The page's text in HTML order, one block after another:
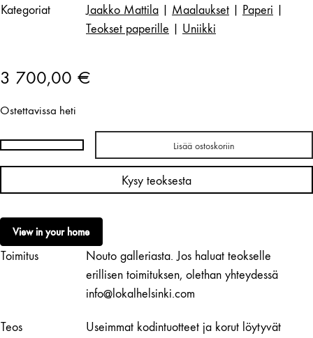
Kategoriat Jaakko Mattila Maalaukset Paperi
Teokset paperille
Uniikki
3 700,00 €
Ostettavissa heti
Jaakko
Mattila
(greenscape)
määrä
Lisää ostoskoriin
Kysy teoksesta
View in your home
Toimitus
Nouto galleriasta. Jos haluat teokselle
erillisen toimituksen, olethan yhteydessä
info@lokalhelsinki.com
Teos
Useimmat kodintuotteet ja korut löytyvät